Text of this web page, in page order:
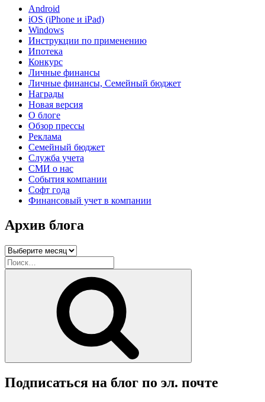
Android
iOS (iPhone и iPad)
Windows
Инструкции по применению
Ипотека
Конкурс
Личные финансы
Личные финансы, Семейный бюджет
Награды
Новая версия
О блоге
Обзор прессы
Реклама
Семейный бюджет
Служба учета
СМИ о нас
События компании
Софт года
Финансовый учет в компании
Архив блога
Архив
блога
Искать:
Подписаться на блог по эл. почте